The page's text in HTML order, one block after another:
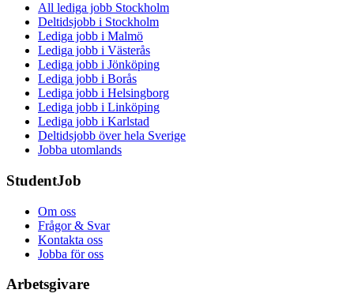
All lediga jobb Stockholm
Deltidsjobb i Stockholm
Lediga jobb i Malmö
Lediga jobb i Västerås
Lediga jobb i Jönköping
Lediga jobb i Borås
Lediga jobb i Helsingborg
Lediga jobb i Linköping
Lediga jobb i Karlstad
Deltidsjobb över hela Sverige
Jobba utomlands
StudentJob
Om oss
Frågor & Svar
Kontakta oss
Jobba för oss
Arbetsgivare